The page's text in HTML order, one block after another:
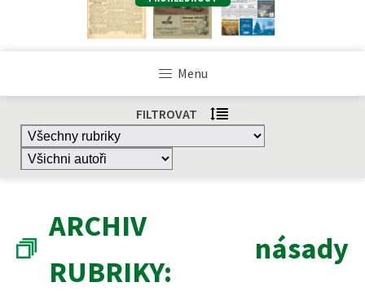
Menu
FILTROVAT
ARCHIV
RUBRIKY:
násady